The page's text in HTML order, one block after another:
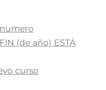
(de año) ESTÁ
curso